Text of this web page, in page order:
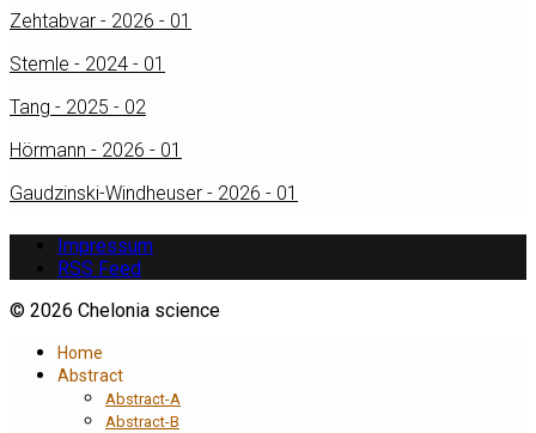
Zehtabvar - 2026 - 01
Stemle - 2024 - 01
Tang - 2025 - 02
Hörmann - 2026 - 01
Gaudzinski-Windheuser - 2026 - 01
Impressum
RSS Feed
© 2026 Chelonia science
Home
Abstract
Abstract-A
Abstract-B